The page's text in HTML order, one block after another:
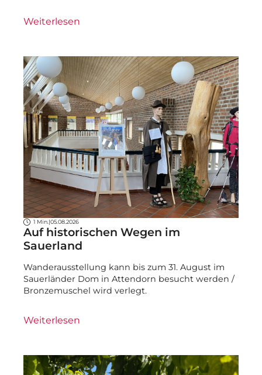
Weiterlesen
1 Min. |05.08.2026
Auf historischen Wegen im
Sauerland
Wanderausstellung kann bis zum 31. August im
Sauerländer Dom in Attendorn besucht werden /
Bronzemuschel wird verlegt.
Weiterlesen